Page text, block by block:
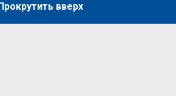
вверх